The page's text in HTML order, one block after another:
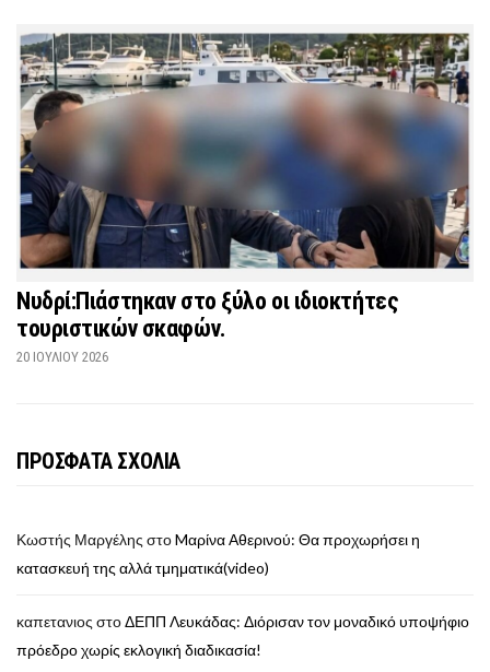
Νυδρί:Πιάστηκαν στο ξύλο οι ιδιοκτήτες
τουριστικών σκαφών.
20 ΙΟΥΛΊΟΥ 2026
ΠΡΟΣΦΑΤΑ ΣΧΟΛΙΑ
Κωστής Μαργέλης στοMαρίνα Αθερινού: Θα προχωρήσει η
κατασκευή της αλλά τμηματικά(video)
καπετανιος στοΔΕΠΠ Λευκάδας: Διόρισαν τον μοναδικό υποψήφιο
πρόεδρο χωρίς εκλογική διαδικασία!